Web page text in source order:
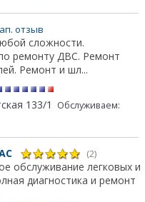
отзыв
сложности.
ремонту ДВС. Ремонт
Ремонт и шл...
133/1
Обслуживаем:
(2)
обслуживание легковых и
диагностика и ремонт